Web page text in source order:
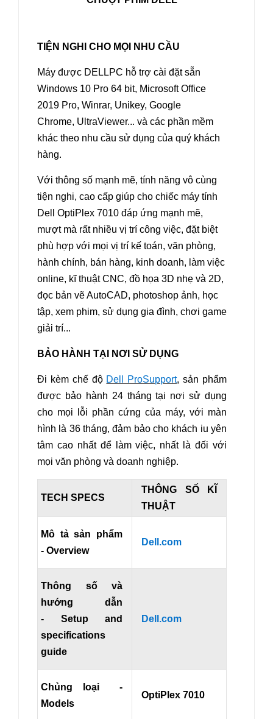
TIỆN NGHI CHO MỌI NHU CẦU
Máy được DELLPC hỗ trợ cài đặt sẵn
Windows 10 Pro 64 bit, Microsoft Office
2019 Pro, Winrar, Unikey, Google
Chrome, UltraViewer... và các phần mềm
khác theo nhu cầu sử dụng của quý khách
hàng.
Với thông số mạnh mẽ, tính năng vô cùng
tiện nghi, cao cấp giúp cho chiếc máy tính
Dell OptiPlex 7010 đáp ứng mạnh mẽ,
mượt mà rất nhiều vị trí công việc, đặt biệt
phù hợp với mọi vị trí kế toán, văn phòng,
hành chính, bán hàng, kinh doanh, làm việc
online, kĩ thuật CNC, đồ họa 3D nhẹ và 2D,
đọc bản vẽ AutoCAD, photoshop ảnh, học
tập, xem phim, sử dụng gia đình, chơi game
giải trí...
BẢO HÀNH TẠI NƠI SỬ DỤNG
Đi kèm chế độ Dell ProSupport, sản phẩm
được bảo hành 24 tháng tại nơi sử dụng
cho mọi lỗi phần cứng của máy, với màn
hình là 36 tháng, đảm bảo cho khách iu yên
tâm cao nhất để làm việc, nhất là đối với
mọi văn phòng và doanh nghiệp.
TECH SPECS
THÔNG SỐ KĨ
THUẬT
Mô tả sản phẩm
- Overview
Dell.com
Thông số và
hướng dẫn
- Setup and
specifications
guide
Dell.com
Chủng loại -
Models
OptiPlex 7010